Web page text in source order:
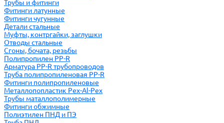
Трубы и фитинги
Фитинги латунные
Фитинги чугунные
Детали стальные
Муфты, контргайки, заглушки
Отводы стальные
Сгоны, бочата, резьбы
Полипропилен PP-R
Арматура PP-R трубопроводов
Труба полипропиленовая PP-R
Фитинги полипропиленовые
Металлопопластик Pex-Al-Pex
Трубы маталлополимерные
Фитинги обжимные
Полиэтилен ПНД и ПЭ